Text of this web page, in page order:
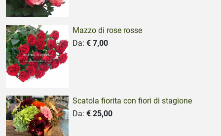
Mazzo di rose rosse
Da:€ 7,00
Scatola fiorita con fiori di stagione
Da:€ 25,00